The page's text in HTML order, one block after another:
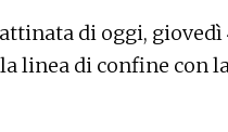
di oggi, giovedì
linea di confine con